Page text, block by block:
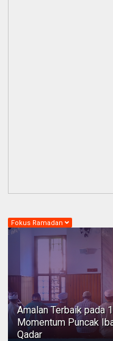
Fokus Ramadan
Amalan Terbaik pada
Momentum Puncak
Qadar